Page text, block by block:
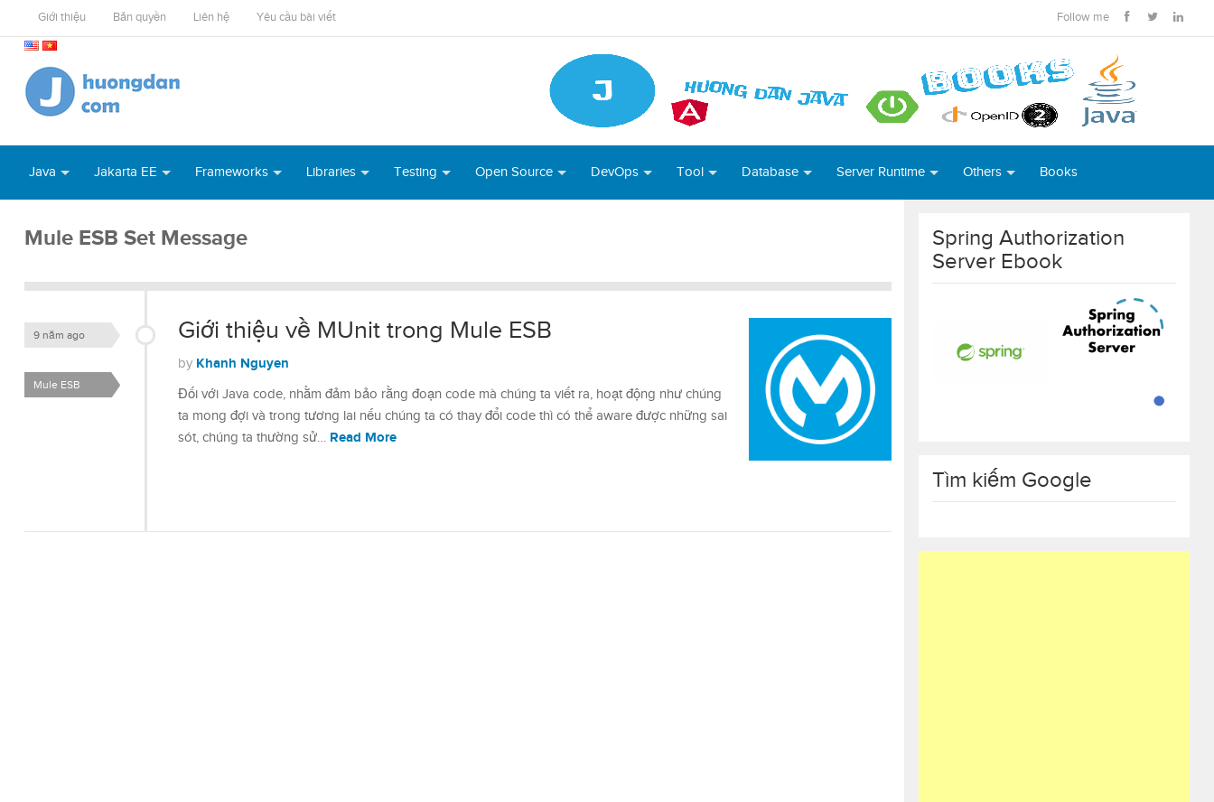
Giới thiệu Bản quyền Liên hệ Yêu cầu bài viết Follow me
Java Jakarta EE Frameworks Libraries Testing Open Source DevOps Tool Database Server Runtime Others Books
Mule ESB Set Message
Giới thiệu về MUnit trong Mule ESB
9 năm ago
by Khanh Nguyen
Mule ESB
Đối với Java code, nhằm đảm bảo rằng đoạn code mà chúng ta viết ra, hoạt động như chúng
ta mong đợi và trong tương lai nếu chúng ta có thay đổi code thì có thể aware được những sai
sót, chúng ta thường sử… Read More
Spring Authorization
Server Ebook
Tìm kiếm Google